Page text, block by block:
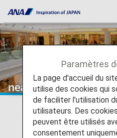
near equal
Paramètres
La page d'accueil du
utilise des cookies qui
de faciliter l'utilisation
utilisateurs. Des
peuvent être utilisés
consentement